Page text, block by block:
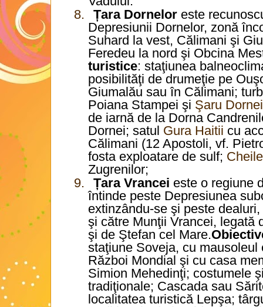
8.
Țara Dornelor este
Depresiunii Dornelor, zonă
Suhard la vest, Călimani şi
Feredeu la nord şi Obcina
turistice: staţiunea
posibilităţi de drumeţie pe
Giumalău sau în Călimani;
Poiana Stampei şi Şaru Dornei
de iarnă de la Dorna
Dornei; satul Gura Haitii cu
Călimani (12 Apostoli, vf.
fosta exploatare de sulf;
Zugrenilor;
9.
Țara Vrancei este o regiune
întinde peste Depresiunea
extinzându-se şi peste
şi către Munţii Vrancei, legată
şi de Ştefan cel Mare.
staţiune Soveja, cu
Război Mondial şi cu casa
Simion Mehedinţi; costumele
tradiţionale; Cascada sau
localitatea turistică Lepşa;